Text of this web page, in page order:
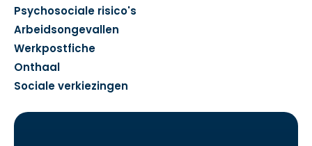
Psychosociale risico's
Arbeidsongevallen
Werkpostfiche
Onthaal
Sociale verkiezingen